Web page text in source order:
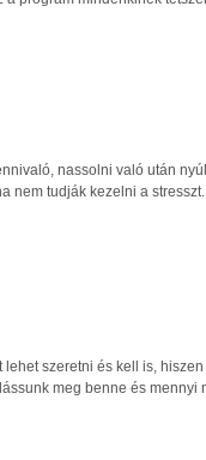
nassolni való után
nem tudják kezelni a
lehet szeretni és kell is,
meg benne és mennyi